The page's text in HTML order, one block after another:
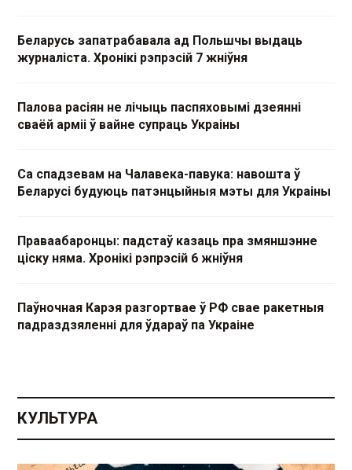
Беларусь запатрабавала ад Польшчы выдаць
журналіста. Хронікі рэпрэсій 7 жніўня
Палова расіян не лічыць паспяховымі дзеянні
сваёй арміі ў вайне супраць Украіны
Са спадзевам на Чалавека-павука: навошта ў
Беларусі будуюць патэнцыйныя мэты для Украіны
Праваабаронцы: падстаў казаць пра змяншэнне
ціску няма. Хронікі рэпрэсій 6 жніўня
Паўночная Карэя разгортвае ў РФ свае ракетныя
падраздзяленні для ўдараў па Украіне
КУЛЬТУРА